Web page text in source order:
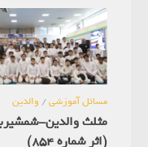
مسائل آموزشی/ والدین
مثلث والدین-
(اثر شماره 854)